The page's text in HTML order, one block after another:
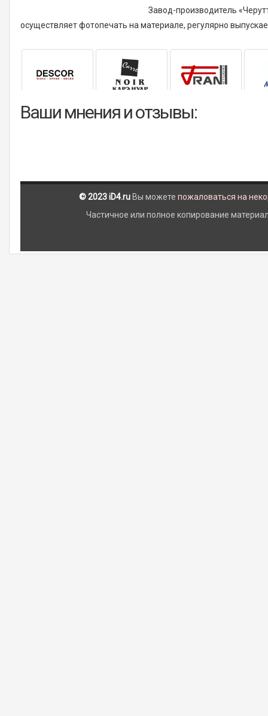
Завод-производитель
осуществляет фотопечать на материале, регулярно
Ваши мнения и отзывы:
© 2023 iD4.ru Вы можете пожаловаться на
Частичное или полное копирование